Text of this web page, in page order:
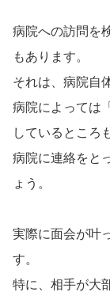
病院への訪問を
もあります。
それは、病院自
病院によっては
しているところ
病院に連絡をと
ょう。
実際に面会が叶
す。
特に、相手が大